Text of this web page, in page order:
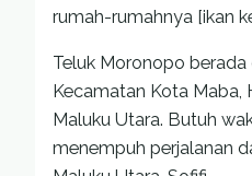
rumah-rumahnya [ikan
Teluk Moronopo berada
Kecamatan Kota Maba,
Maluku Utara. Butuh
menempuh perjalanan